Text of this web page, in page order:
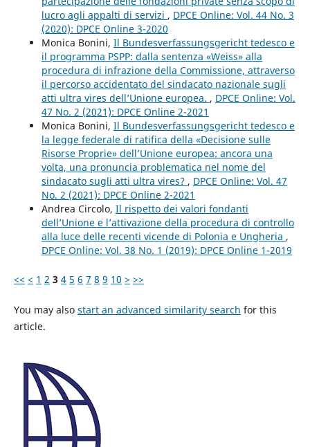
lucro agli appalti di servizi , DPCE Online: Vol. 44 No. 3
(2020): DPCE Online 3-2020
Monica Bonini, Il Bundesverfassungsgericht tedesco e
il programma PSPP: dalla sentenza «Weiss» alla
procedura di infrazione della Commissione, attraverso
il percorso accidentato del sindacato nazionale sugli
atti ultra vires dell’Unione europea. , DPCE Online: Vol.
47 No. 2 (2021): DPCE Online 2-2021
Monica Bonini, Il Bundesverfassungsgericht tedesco e
la legge federale di ratifica della «Decisione sulle
Risorse Proprie» dell’Unione europea: ancora una
volta, una pronuncia problematica nel nome del
sindacato sugli atti ultra vires? , DPCE Online: Vol. 47
No. 2 (2021): DPCE Online 2-2021
Andrea Circolo, Il rispetto dei valori fondanti
dell’Unione e l’attivazione della procedura di controllo
alla luce delle recenti vicende di Polonia e Ungheria ,
DPCE Online: Vol. 38 No. 1 (2019): DPCE Online 1-2019
<< < 1 2 3 4 5 6 7 8 9 10 > >>
You may also start an advanced similarity search for this
article.